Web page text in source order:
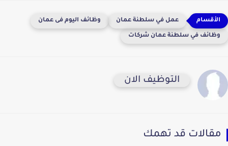
عمل في سلطنة عمان وظائف اليوم فى عمان
وظائف في سلطنة عمان شركات
التوظيف الان
مقالات قد تهمك